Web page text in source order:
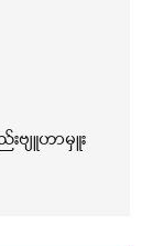
ဗျူဟာမှူး